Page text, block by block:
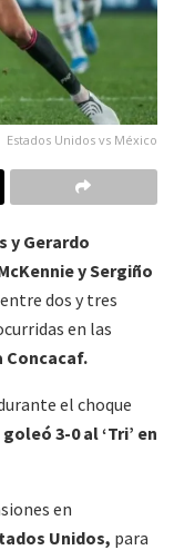
Estados Unidos vs México
y Gerardo
y Sergiño
dos y tres
en las
Concacaf.
el choque
3-0 al ‘Tri’ en
en
Unidos, para